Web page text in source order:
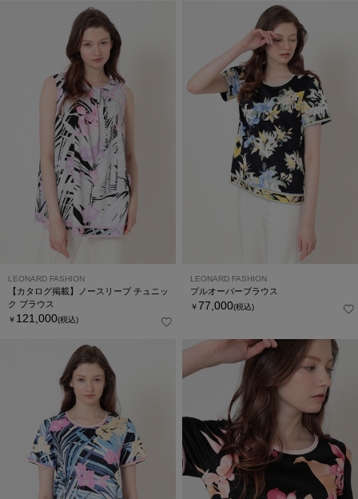
LEONARD FASHION
【カタログ掲載】ノースリーブ チュニッ
ク ブラウス
￥ 121,000(税込)
LEONARD FASHION
プルオーバーブラウス
￥ 77,000(税込)